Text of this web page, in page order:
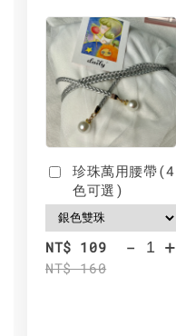
珍珠萬用腰帶(4
色可選)
NT$ 109
NT$ 160
- +